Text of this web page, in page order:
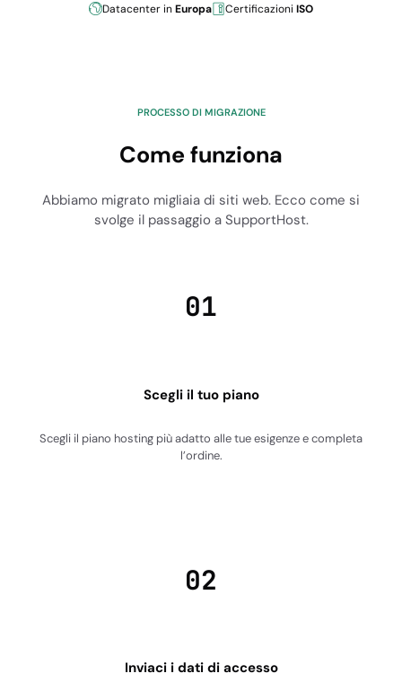
Datacenter inEuropa Certificazioni ISO
PROCESSO DI MIGRAZIONE
Come funziona
Abbiamo migrato migliaia di siti web. Ecco come si
svolge il passaggio a SupportHost.
01
Scegli il tuo piano
Scegli il piano hosting più adatto alle tue esigenze e completa
l’ordine.
02
Inviaci i dati di accesso